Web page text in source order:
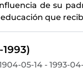
de su
que
05-14 - 1993-04-